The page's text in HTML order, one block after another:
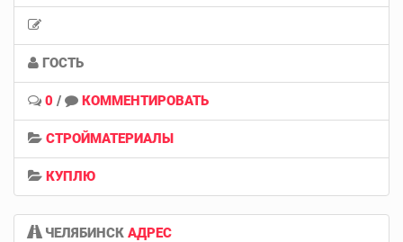
ГОСТЬ
0 / КОММЕНТИРОВАТЬ
СТРОЙМАТЕРИАЛЫ
КУПЛЮ
ЧЕЛЯБИНСК АДРЕС